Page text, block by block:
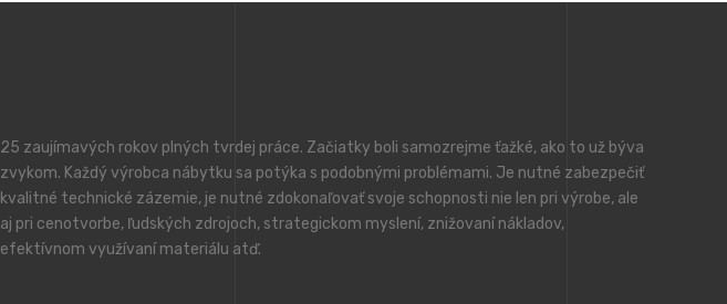
25 zaujímavých rokov plných tvrdej práce. Začiatky boli samozrejme ťažké, ako to už býva
zvykom. Každý výrobca nábytku sa potýka s podobnými problémami. Je nutné zabezpečiť
kvalitné technické zázemie, je nutné zdokonaľovať svoje schopnosti nie len pri výrobe, ale
aj pri cenotvorbe, ľudských zdrojoch, strategickom myslení, znižovaní nákladov,
efektívnom využívaní materiálu atď.